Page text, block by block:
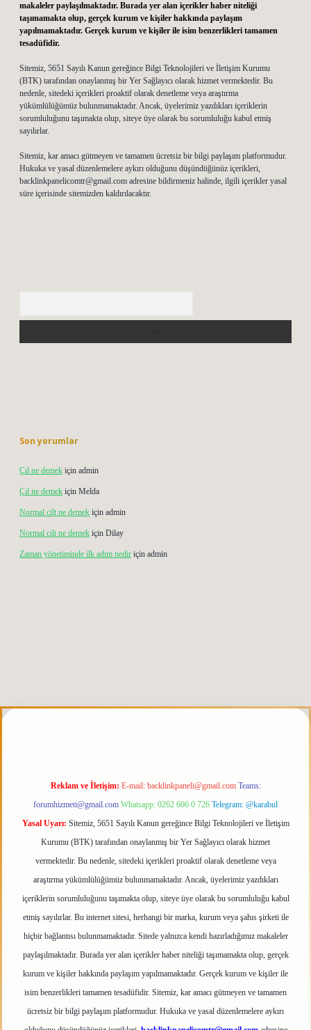
makaleler paylaşılmaktadır. Burada yer alan içerikler haber niteliği
taşımamakta olup, gerçek kurum ve kişiler hakkında paylaşım
yapılmamaktadır. Gerçek kurum ve kişiler ile isim benzerlikleri tamamen
tesadüfidir.
Sitemiz, 5651 Sayılı Kanun gereğince Bilgi Teknolojileri ve İletişim Kurumu
(BTK) tarafından onaylanmış bir Yer Sağlayıcı olarak hizmet vermektedir. Bu
nedenle, sitedeki içerikleri proaktif olarak denetleme veya araştırma
yükümlülüğümüz bulunmamaktadır. Ancak, üyelerimiz yazdıkları içeriklerin
sorumluluğunu taşımakta olup, siteye üye olarak bu sorumluluğu kabul etmiş
sayılırlar.
Sitemiz, kar amacı gütmeyen ve tamamen ücretsiz bir bilgi paylaşım platformudur.
Hukuka ve yasal düzenlemelere aykırı olduğunu düşündüğünüz içerikleri,
backlinkpanelicomtr@gmail.com adresine bildirmeniz halinde, ilgili içerikler yasal
süre içerisinde sitemizden kaldırılacaktır.
Son yorumlar
Çıl ne demek için admin
Çıl ne demek için Melda
Normal cilt ne demek için admin
Normal cilt ne demek için Dilay
Zaman yönetiminde ilk adım nedir için admin
girişelexbett.nettulipbetgiris.org
Reklam ve İletişim: E-mail: backlinkpaneli@gmail.com Teams:
forumhizmeti@gmail.com Whatsapp: 0262 606 0 726 Telegram: @karabul
Yasal Uyarı: Sitemiz, 5651 Sayılı Kanun gereğince Bilgi Teknolojileri ve İletişim
Kurumu (BTK) tarafından onaylanmış bir Yer Sağlayıcı olarak hizmet
vermektedir. Bu nedenle, sitedeki içerikleri proaktif olarak denetleme veya
araştırma yükümlülüğümüz bulunmamaktadır. Ancak, üyelerimiz yazdıkları
içeriklerin sorumluluğunu taşımakta olup, siteye üye olarak bu sorumluluğu kabul
etmiş sayılırlar. Bu internet sitesi, herhangi bir marka, kurum veya şahıs şirketi ile
hiçbir bağlantısı bulunmamaktadır. Sitede yalnızca kendi hazırladığımız makaleler
paylaşılmaktadır. Burada yer alan içerikler haber niteliği taşımamakta olup, gerçek
kurum ve kişiler hakkında paylaşım yapılmamaktadır. Gerçek kurum ve kişiler ile
isim benzerlikleri tamamen tesadüfidir. Sitemiz, kar amacı gütmeyen ve tamamen
ücretsiz bir bilgi paylaşım platformudur. Hukuka ve yasal düzenlemelere aykırı